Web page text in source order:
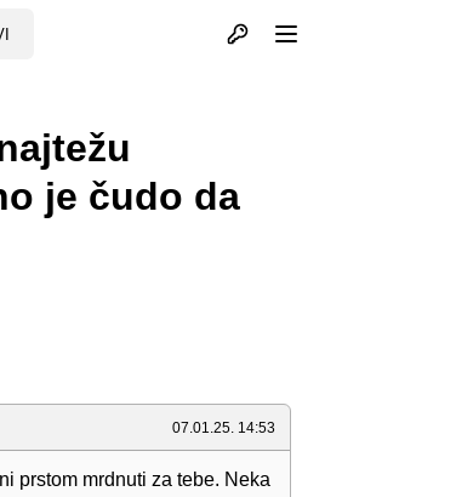
Otvori profil
je čudo da
07.01.25. 14:53
prstom mrdnuti za tebe. Neka